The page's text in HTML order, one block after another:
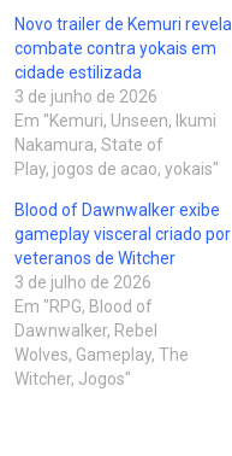
Novo trailer de Kemuri revela
combate contra yokais em
cidade estilizada
3 de junho de 2026
Em "Kemuri, Unseen, Ikumi
Nakamura, State of
Play, jogos de acao, yokais"
Blood of Dawnwalker exibe
gameplay visceral criado por
veteranos de Witcher
3 de julho de 2026
Em "RPG, Blood of
Dawnwalker, Rebel
Wolves, Gameplay, The
Witcher, Jogos"